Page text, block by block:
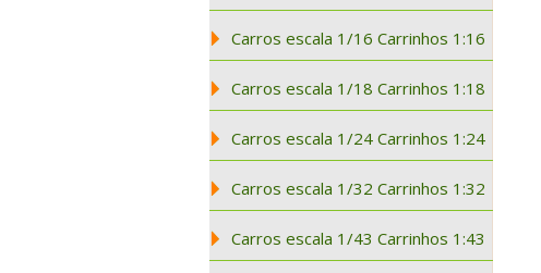
Carros escala 1/16 Carrinhos 1:16
Carros escala 1/18 Carrinhos 1:18
Carros escala 1/24 Carrinhos 1:24
Carros escala 1/32 Carrinhos 1:32
Carros escala 1/43 Carrinhos 1:43